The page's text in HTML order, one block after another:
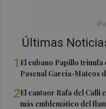
Últimas
1 El cubano Papillo triunfa
Pascual García-Mateos
2El cantaor Rafa del Calli
más emblemático del